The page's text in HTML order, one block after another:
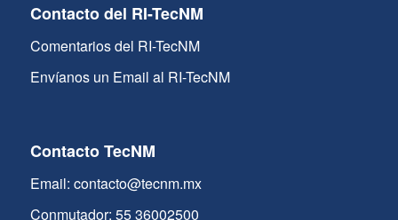
Contacto del RI-TecNM
Comentarios del RI-TecNM
Envíanos un Email al RI-TecNM
Contacto TecNM
Email: contacto@tecnm.mx
Conmutador: 55 36002500